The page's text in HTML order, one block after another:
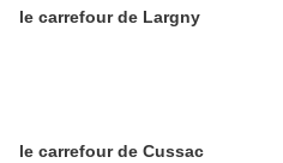
le carrefour de Largny
le carrefour de Cussac